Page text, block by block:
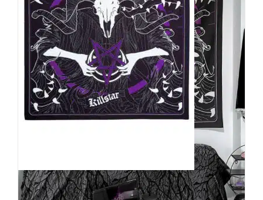
Killstar Wandbehang Leshy